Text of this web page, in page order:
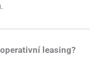
leasing?